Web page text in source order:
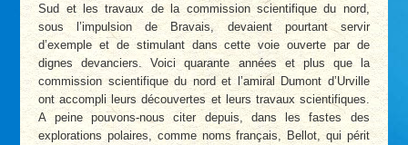
Sud et les travaux de la commission scientifique du nord,
sous l’impulsion de Bravais, devaient pourtant servir
d’exemple et de stimulant dans cette voie ouverte par de
dignes devanciers. Voici quarante années et plus que la
commission scientifique du nord et l’amiral Dumont d’Urville
ont accompli leurs découvertes et leurs travaux scientifiques.
A peine pouvons-nous citer depuis, dans les fastes des
explorations polaires, comme noms français, Bellot, qui périt